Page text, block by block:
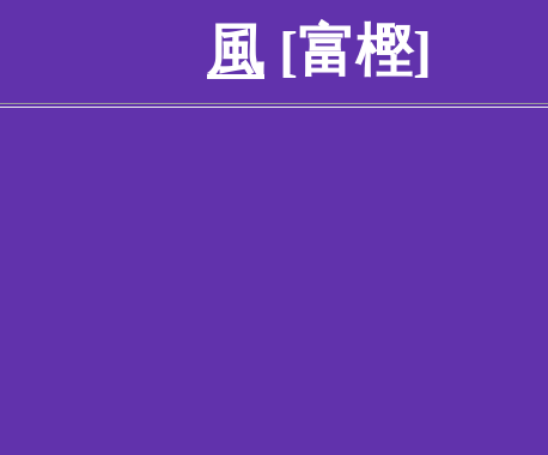
風 [富樫]